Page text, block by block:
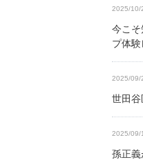
2025/10/
今こ
プ体験
2025/09/
世田
2025/09/
孫正